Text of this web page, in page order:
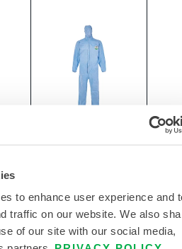
to enhance user experience and
traffic on our website. We also
of our site with our social media,
EWP428B
- EWP428B